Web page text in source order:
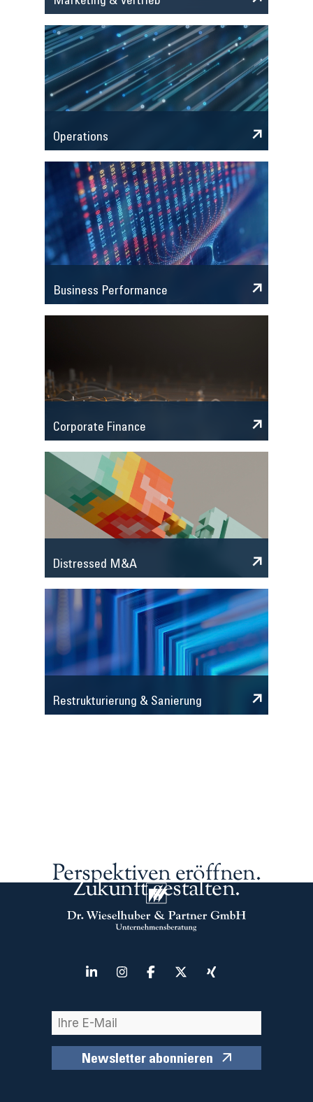
Operations
Business Performance
Corporate Finance
Distressed M&A
Restrukturierung & Sanierung
Newsletter abonnieren
Perspektiven eröffnen.
Zukunft gestalten.